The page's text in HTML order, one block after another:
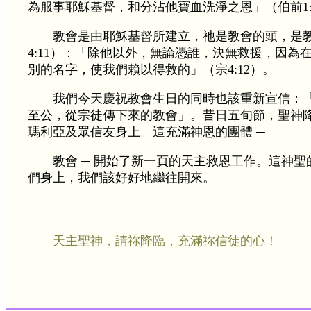
為服事耶穌基督，和分沾他寶血洗淨之恩」（伯前
教會是由耶穌基督所建立，祂是教會的頭，是
4:11）：「除他以外，無論憑誰，決無救援，因為
別的名字，使我們賴以得救的」（宗4:12）。
我們今天慶祝教會生日的同時也該重新宣信：
至公，從宗徒傳下來的教會」。昔日五旬節，聖神
瑪利亞及眾信友身上。這充滿神恩的團體 ─
教會 ─ 開始了新一頁的天主救恩工作。這神聖
們身上，我們該好好地繼往開來。
天主聖神，請祢降臨，充滿祢信徒的心！